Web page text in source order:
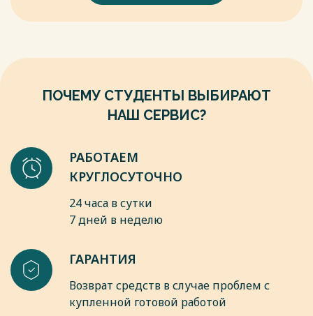
5. Архипов, А. Проблемы определения места совершения
мошенничества в отношении безналичных денежных
6. Архипов, А. Проблемы применения нормы о
Архипов // Уголовное право. – 2019. – № 1. – С.4–10.
Весь текст будет доступенпосле покупки
ПОЧЕМУ СТУДЕНТЫ ВЫБИРАЮТ
НАШ СЕРВИС?
РАБОТАЕМ
КРУГЛОСУТОЧНО
24 часа в сутки
7 дней в неделю
ГАРАНТИЯ
Возврат средств в случае проблем с
купленной готовой работой